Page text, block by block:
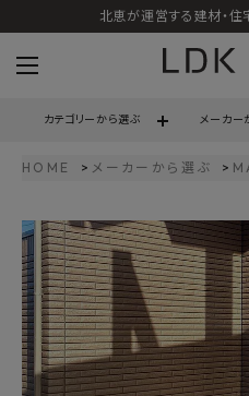
北恵が運営する建材・
カテゴリーから選ぶ メーカー
call 06-6121-9302
schedule営業時間 - 10:00～17:00（定休日
ACCOUNT MENU
ようこそ ゲスト 様
HOME メーカーから選ぶ